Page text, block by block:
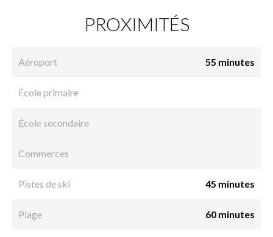
PROXIMITÉS
Aéroport 55 minutes
École primaire
École secondaire
Commerces
Pistes de ski 45 minutes
Plage 60 minutes